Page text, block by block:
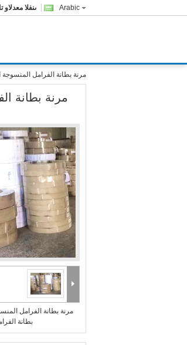
Arabic المبيعات
مرنة بطانة الفرامل
مرنة بطانة
مرنة بطانة الفرامل
بطانة